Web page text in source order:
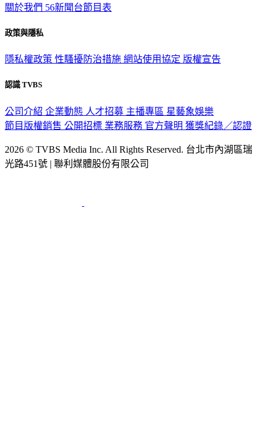
關於我們 56新聞台節目表
政策與隱私
隱私權政策 性騷擾防治措施 網站使用協定 版權宣告
認識 TVBS
公司介紹 企業動態 人才招募 主播專區 星藝象娛樂
節目版權銷售 公開招標 業務服務 官方聲明 獲獎紀錄／認證
2026 © TVBS Media Inc. All Rights Reserved. 台北市內湖區瑞
光路451號 | 聯利媒體股份有限公司